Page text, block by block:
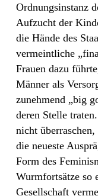
Ordnungsinstanz
Aufzucht der
die Hände des
vermeintliche
Frauen dazu
Männer als
zunehmend „big
deren Stelle
nicht
die neueste
Form des
Wurmfortsätze so
Gesellschaft